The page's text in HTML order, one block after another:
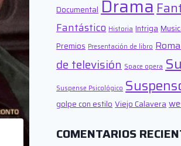
Documental Drama
Fantástico Historia Intriga
Premios Presentación de libro
de televisión Space opera
Suspense Psicológico
golpe con estilo Viejo Calavera
COMENTARIOS